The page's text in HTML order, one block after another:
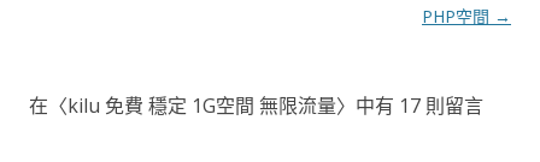
PHP空間 →
在〈kilu 免費 穩定 1G空間 無限流量〉中有 17 則留言